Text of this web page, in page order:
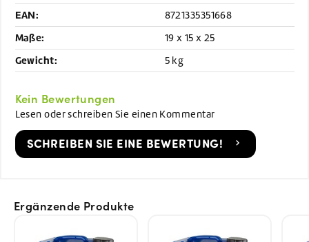
EAN: 8721335351668
Maße: 19 x 15 x 25
Gewicht: 5 kg
Kein Bewertungen
Lesen oder schreiben Sie einen Kommentar
SCHREIBEN SIE EINE BEWERTUNG!
Ergänzende Produkte